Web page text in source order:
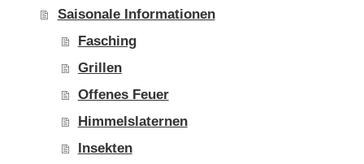
Saisonale Informationen
Fasching
Grillen
Offenes Feuer
Himmelslaternen
Insekten